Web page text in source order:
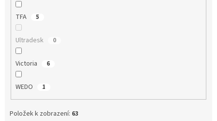
TFA 5
Ultradesk 0
Victoria 6
WEDO 1
Položek k zobrazení: 63